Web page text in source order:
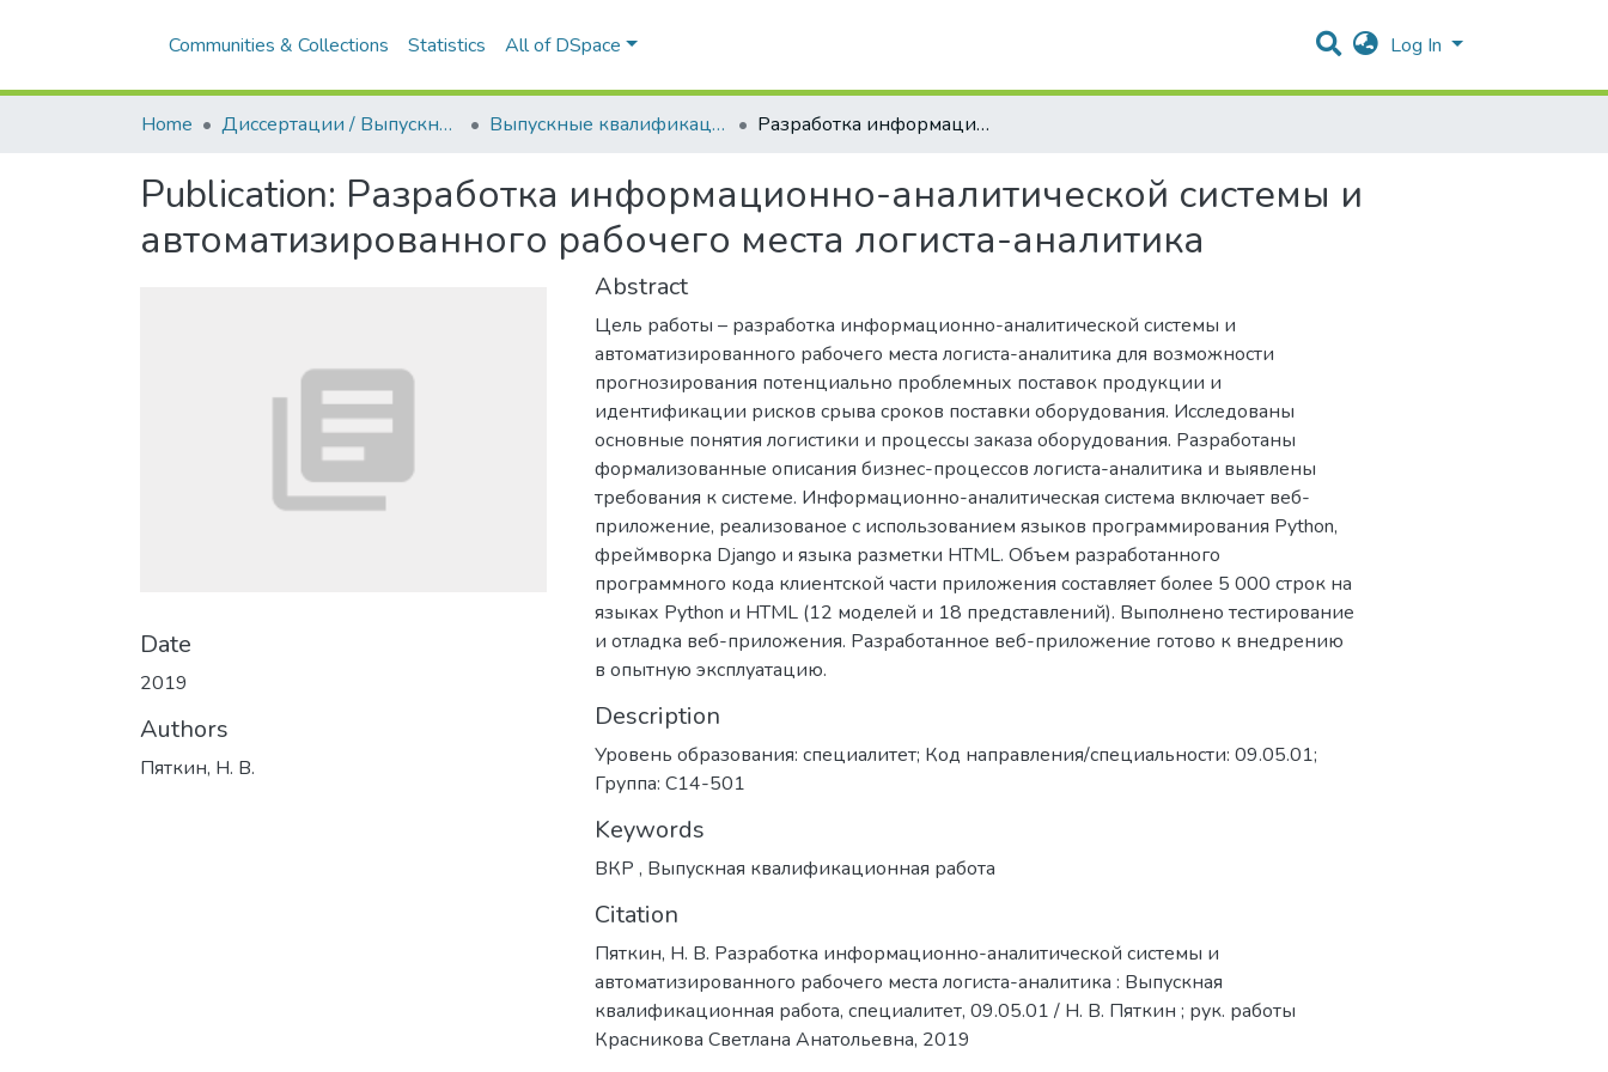
Communities & Collections Statistics All of DSpace Log In
Home Диссертации / Выпускные квалификационные работы Выпускные квалификационные работы Разработка информационно-аналитической системы и автоматизированного рабочего места логиста-аналитика
Publication: Разработка информационно-аналитической системы и
автоматизированного рабочего места логиста-аналитика
Date
2019
Authors
Пяткин, Н. В.
Abstract
Цель работы – разработка информационно-аналитической системы и
автоматизированного рабочего места логиста-аналитика для возможности
прогнозирования потенциально проблемных поставок продукции и
идентификации рисков срыва сроков поставки оборудования. Исследованы
основные понятия логистики и процессы заказа оборудования. Разработаны
формализованные описания бизнес-процессов логиста-аналитика и выявлены
требования к системе. Информационно-аналитическая система включает веб-
приложение, реализованое с использованием языков программирования Python,
фреймворка Django и языка разметки HTML. Объем разработанного
программного кода клиентской части приложения составляет более 5 000 строк на
языках Python и HTML (12 моделей и 18 представлений). Выполнено тестирование
и отладка веб-приложения. Разработанное веб-приложение готово к внедрению
в опытную эксплуатацию.
Description
Уровень образования: специалитет; Код направления/специальности: 09.05.01;
Группа: С14-501
Keywords
ВКР , Выпускная квалификационная работа
Citation
Пяткин, Н. В. Разработка информационно-аналитической системы и
автоматизированного рабочего места логиста-аналитика : Выпускная
квалификационная работа, специалитет, 09.05.01 / Н. В. Пяткин ; рук. работы
Красникова Светлана Анатольевна, 2019